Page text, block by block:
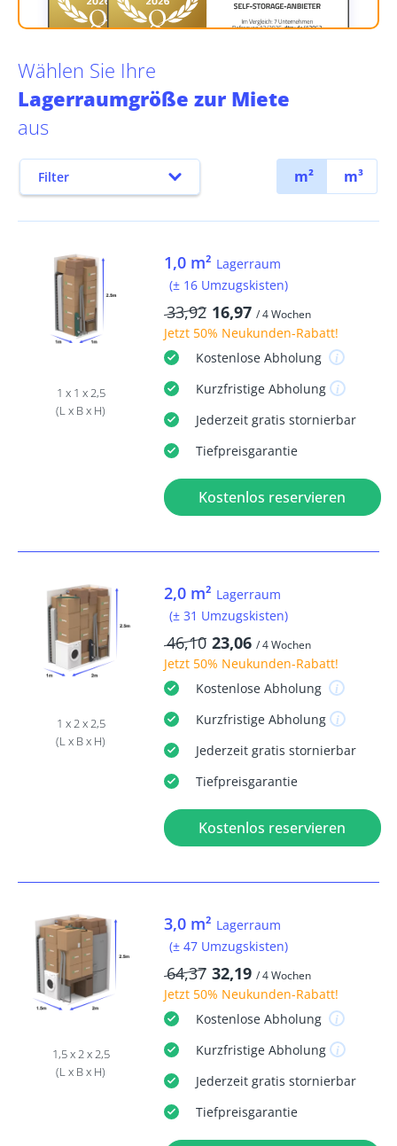
Wählen Sie Ihre
Lagerraumgröße zur Miete
aus
Filter m² m³
1 x 1 x 2,5
(L x B x H)
1,0 m² Lagerraum
(± 16 Umzugskisten)
33,92 16,97 / 4 Wochen
Jetzt 50% Neukunden-Rabatt!
KostenloseAbholung
KurzfristigeAbholung
Jederzeit gratis stornierbar
Tiefpreisgarantie
Kostenlos reservieren
1 x 2 x 2,5
(L x B x H)
2,0 m² Lagerraum
(± 31 Umzugskisten)
46,10 23,06 / 4 Wochen
Jetzt 50% Neukunden-Rabatt!
KostenloseAbholung
KurzfristigeAbholung
Jederzeit gratis stornierbar
Tiefpreisgarantie
Kostenlos reservieren
1,5 x 2 x 2,5
(L x B x H)
3,0 m² Lagerraum
(± 47 Umzugskisten)
64,37 32,19 / 4 Wochen
Jetzt 50% Neukunden-Rabatt!
KostenloseAbholung
KurzfristigeAbholung
Jederzeit gratis stornierbar
Tiefpreisgarantie